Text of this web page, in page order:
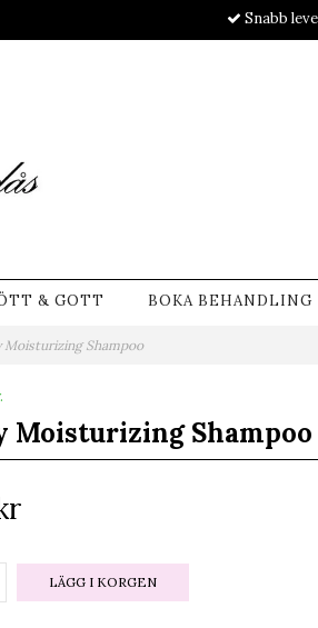
Snabb
& GOTT BOKA BEHANDLING
Moisturizing Shampoo
Moisturizing Shampoo
LÄGG I KORGEN